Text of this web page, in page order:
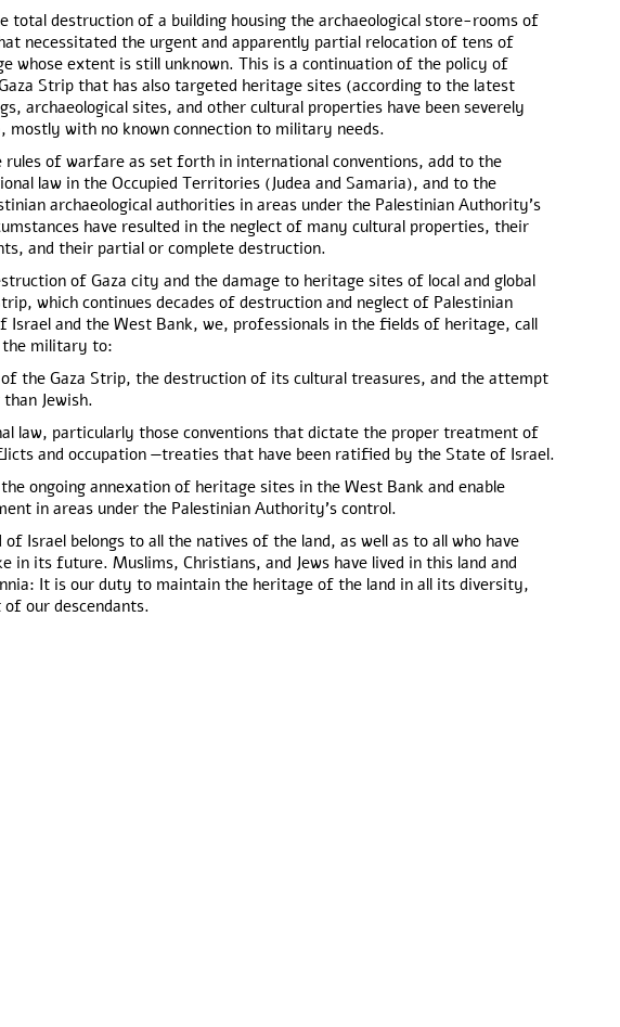
total destruction of a building housing the archaeological store-rooms of
necessitated the urgent and apparently partial relocation of tens of
whose extent is still unknown. This is a continuation of the policy of
Strip that has also targeted heritage sites (according to the latest
archaeological sites, and other cultural properties have been severely
mostly with no known connection to military needs.
rules of warfare as set forth in international conventions, add to the
law in the Occupied Territories (Judea and Samaria), and to the
archaeological authorities in areas under the Palestinian Authority’s
have resulted in the neglect of many cultural properties, their
and their partial or complete destruction.
of Gaza city and the damage to heritage sites of local and global
which continues decades of destruction and neglect of Palestinian
and the West Bank, we, professionals in the fields of heritage, call
the military to:
the Gaza Strip, the destruction of its cultural treasures, and the attempt
Jewish.
law, particularly those conventions that dictate the proper treatment of
and occupation —treaties that have been ratified by the State of Israel.
ongoing annexation of heritage sites in the West Bank and enable
in areas under the Palestinian Authority’s control.
Israel belongs to all the natives of the land, as well as to all who have
in its future. Muslims, Christians, and Jews have lived in this land and
It is our duty to maintain the heritage of the land in all its diversity,
our descendants.